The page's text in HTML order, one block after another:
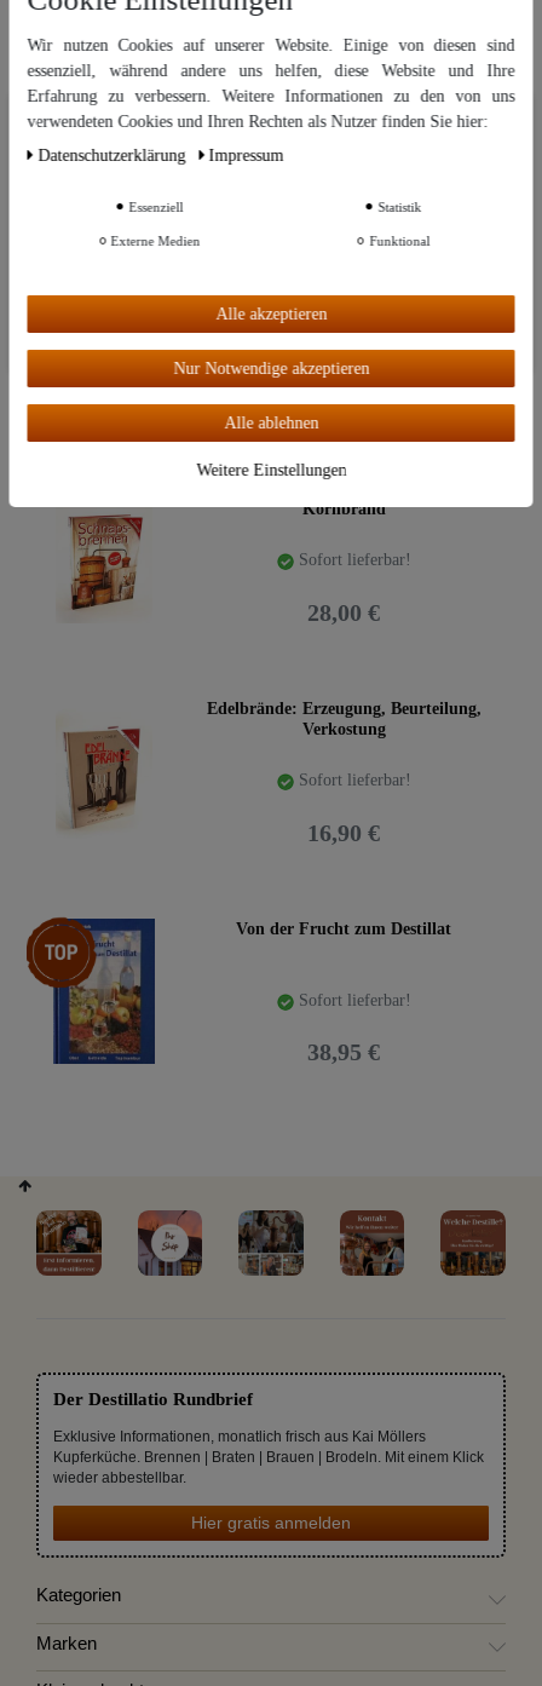
Top-Artikel
Whisky selbst gemacht | Das Praxisbuch
von Peter Jäger
Sofort lieferbar!
9,95 €
"Kornbrand"
Sofort lieferbar!
28,00 €
Edelbrände: Erzeugung, Beurteilung,
Verkostung
Sofort lieferbar!
16,90 €
Top-Artikel Von der Frucht zum Destillat
Sofort lieferbar!
38,95 €
Der Destillatio Rundbrief
Exklusive Informationen, monatlich frisch aus Kai Möllers
Kupferküche. Brennen | Braten | Brauen | Brodeln. Mit einem Klick
wieder abbestellbar.
Hier gratis anmelden
Kategorien
Marken
Wir nutzen Cookies auf unserer Website. Einige von diesen sind
zu verbessern. Weitere Informationen zu den von uns verwendeten
und unserem
Alle akzeptieren
Wir nutzen Cookies auf unserer Website. Einige von diesen sind
essenziell, während andere uns helfen, diese Website und Ihre
Erfahrung zu verbessern. Weitere Informationen zu den von uns
verwendeten Cookies und Ihren Rechten als Nutzer finden Sie hier:
Daten­schutz­erklärung
Impressum
Essenziell Statistik
Externe Medien Funktional
Alle akzeptieren
Nur Notwendige akzeptieren
Alle ablehnen
Weitere Einstellungen